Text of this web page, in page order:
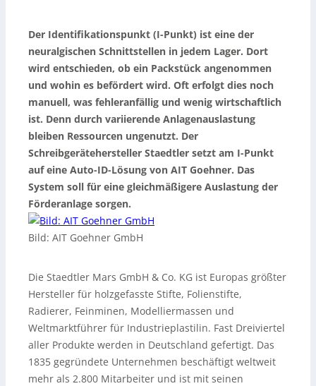
Der Identifikationspunkt (I-Punkt) ist eine der
neuralgischen Schnittstellen in jedem Lager. Dort
wird entschieden, ob ein Packstück angenommen
und wohin es befördert wird. Oft erfolgt dies noch
manuell, was fehleranfällig und wenig wirtschaftlich
ist. Denn durch variierende Anlagenauslastung
bleiben Ressourcen ungenutzt. Der
Schreibgerätehersteller Staedtler setzt am I-Punkt
auf eine Auto-ID-Lösung von AIT Goehner. Das
System soll für eine gleichmäßigere Auslastung der
Förderanlage sorgen.
Bild: AIT Goehner GmbH
Die Staedtler Mars GmbH & Co. KG ist Europas größter
Hersteller für holzgefasste Stifte, Folienstifte,
Radierer, Feinminen, Modelliermassen und
Weltmarktführer für Industrieplastilin. Fast Dreiviertel
aller Produkte werden in Deutschland gefertigt. Das
1835 gegründete Unternehmen beschäftigt weltweit
mehr als 2.800 Mitarbeiter und ist mit seinen